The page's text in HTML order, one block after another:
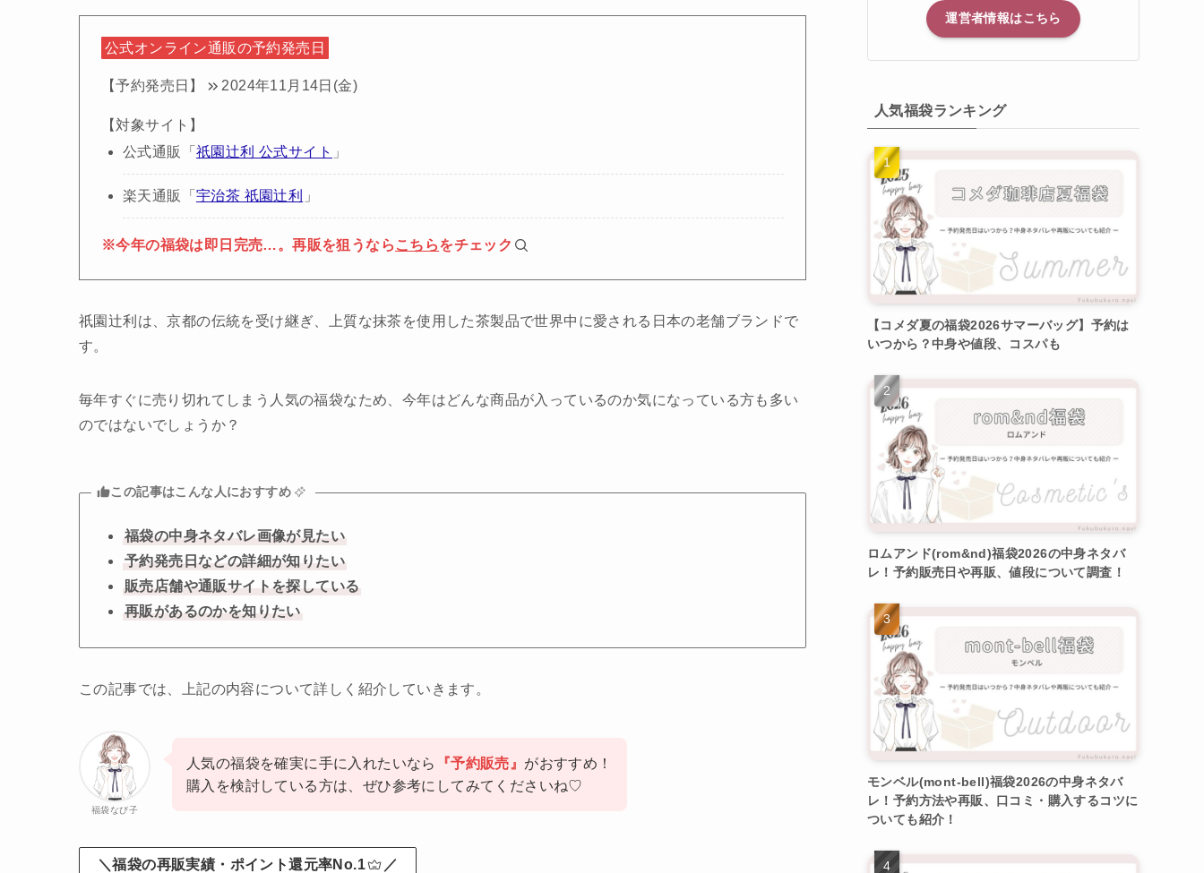
公式オンライン通販の予約発売日
【予約発売日】 2024年11月14日(金)
【対象サイト】
公式通販「 祇園辻利 公式サイト 」
楽天通販「 宇治茶 祇園辻利 」
※今年の福袋は即日完売…。再販を狙うなら こちらをチェック
祇園辻利は、京都の伝統を受け継ぎ、上質な抹茶を使用した茶製品で世界中に愛される日本の老舗ブランドで
す。
毎年すぐに売り切れてしまう人気の福袋なため、今年はどんな商品が入っているのか気になっている方も多い
のではないでしょうか？
この記事はこんな人におすすめ
福袋の中身ネタバレ画像が見たい
予約発売日などの詳細が知りたい
販売店舗や通販サイトを探している
再販があるのかを知りたい
この記事では、上記の内容について詳しく紹介していきます。
福袋なび子
人気の福袋を確実に手に入れたいなら 『予約販売』 がおすすめ！
購入を検討している方は、ぜひ参考にしてみてくださいね♡
＼福袋の再販実績・ポイント還元率No.1 ／
運営者情報はこちら
人気福袋ランキング
【コメダ夏の福袋2026サマーバッグ】予約は
いつから？中身や値段、コスパも
ロムアンド(rom&nd)福袋2026の中身ネタバ
レ！予約販売日や再販、値段について調査！
モンベル(mont-bell)福袋2026の中身ネタバ
レ！予約方法や再販、口コミ・購入するコツに
ついても紹介！